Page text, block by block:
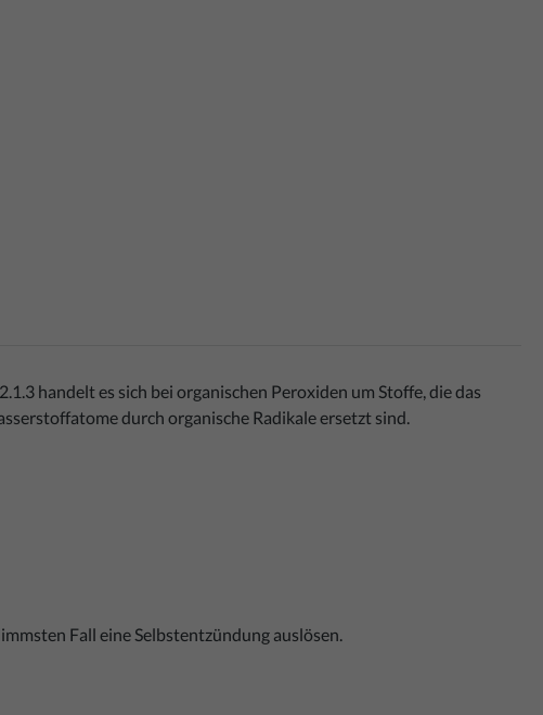
handelt es sich bei organischen Peroxiden um Stoffe, die das
durch organische Radikale ersetzt sind.
Fall eine Selbstentzündung auslösen.